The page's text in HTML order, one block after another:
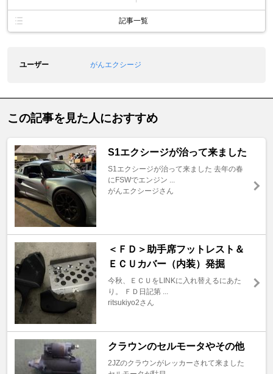
記事一覧
ユーザー がんエクシージ
この記事を見た人におすすめ
S1エクシージが治って来ました
S1エクシージが治って来ました 去年の春
にFSWでエンジン ...
がんエクシージさん
＜ＦＤ＞助手席フットレスト＆
ＥＣＵカバー（内装）発掘
今秋、ＥＣＵをLINKに入れ替えるにあた
り。 ＦＤ日記第 ...
ritsukiyo2さん
クラウンのセルモータやその他
2JZのクラウンがレッカーされて来ました